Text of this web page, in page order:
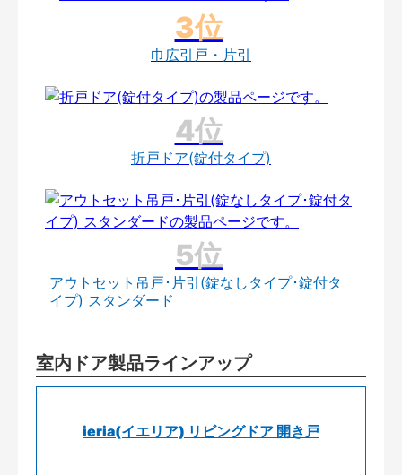
巾広引戸・片引
折戸ドア(錠付タイプ)
アウトセット吊戸･片引(錠なしタイプ･錠付タ
イプ) スタンダード
室内ドア製品ラインアップ
ieria(イエリア) リビングドア 開き戸